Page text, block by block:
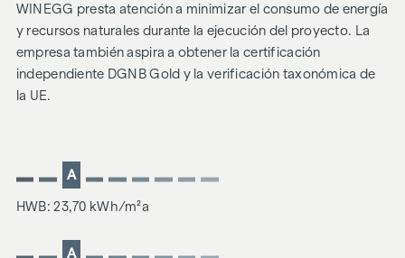
WINEGG presta atención a minimizar el consumo de energía
y recursos naturales durante la ejecución del proyecto. La
empresa también aspira a obtener la certificación
independiente DGNB Gold y la verificación taxonómica de
la UE.
A
HWB: 23,70 kWh/m²a
A